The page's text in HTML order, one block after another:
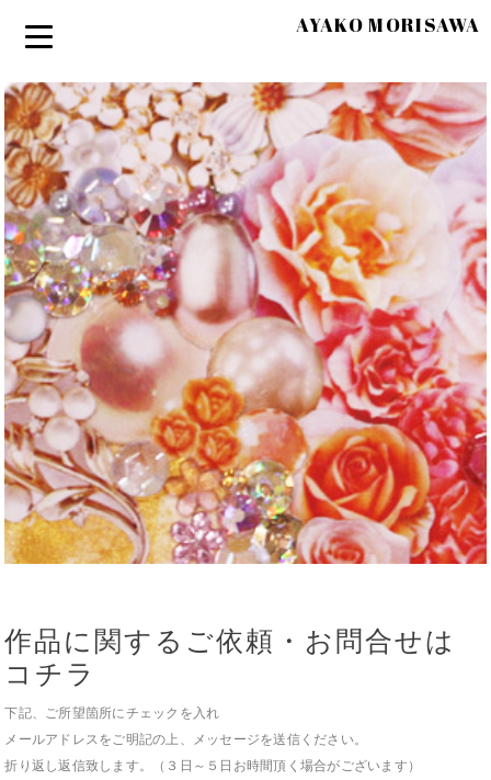
AYAKO MORISAWA
作品に関するご依頼・お問合せは
コチラ
下記、ご所望箇所にチェックを入れ
メールアドレスをご明記の上、メッセージを送信ください。
折り返し返信致します。（３日～５日お時間頂く場合がございます）